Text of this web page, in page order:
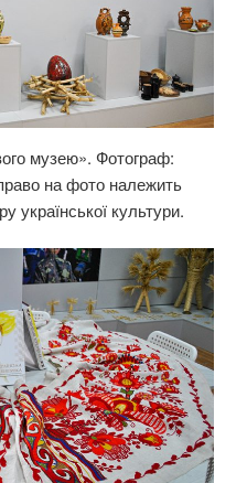
музею». Фотограф:
на фото належить
української культури.